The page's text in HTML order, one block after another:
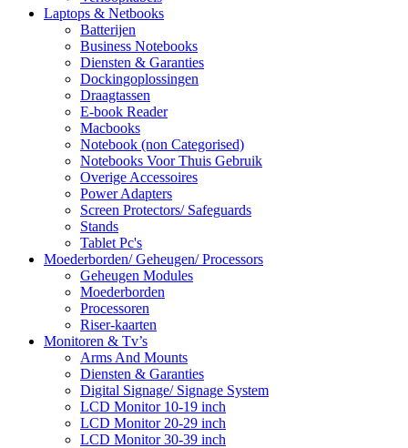
Laptops & Netbooks
Batterijen
Business Notebooks
Diensten & Garanties
Dockingoplossingen
Draagtassen
E-book Reader
Macbooks
Notebook (non Categorised)
Notebooks Voor Thuis Gebruik
Overige Accessoires
Power Adapters
Screen Protectors/ Safeguards
Stands
Tablet Pc's
Moederborden/ Geheugen/ Processors
Geheugen Modules
Moederborden
Processoren
Riser-kaarten
Monitoren & Tv’s
Arms And Mounts
Diensten & Garanties
Digital Signage/ Signage System
LCD Monitor 10-19 inch
LCD Monitor 20-29 inch
LCD Monitor 30-39 inch